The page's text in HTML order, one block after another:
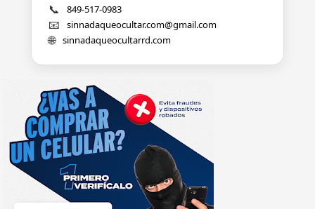
📞 849-517-0983
📧 sinnadaqueocultar.com@gmail.com
🌐 sinnadaqueocultarrd.com